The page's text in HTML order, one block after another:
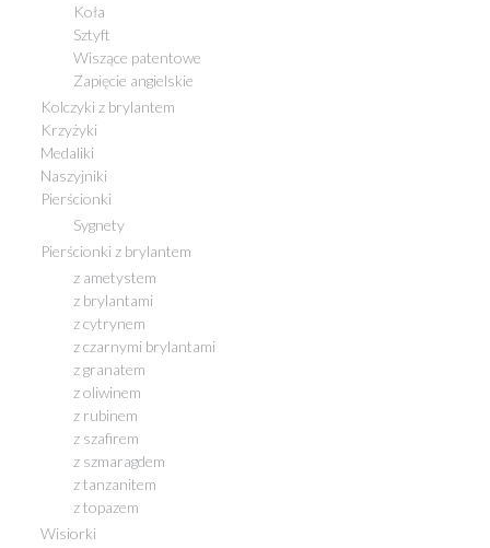
Koła
Sztyft
Wiszące patentowe
Zapięcie angielskie
Kolczyki z brylantem
Krzyżyki
Medaliki
Naszyjniki
Pierścionki
Sygnety
Pierścionki z brylantem
z ametystem
z brylantami
z cytrynem
z czarnymi brylantami
z granatem
z oliwinem
z rubinem
z szafirem
z szmaragdem
z tanzanitem
z topazem
Wisiorki